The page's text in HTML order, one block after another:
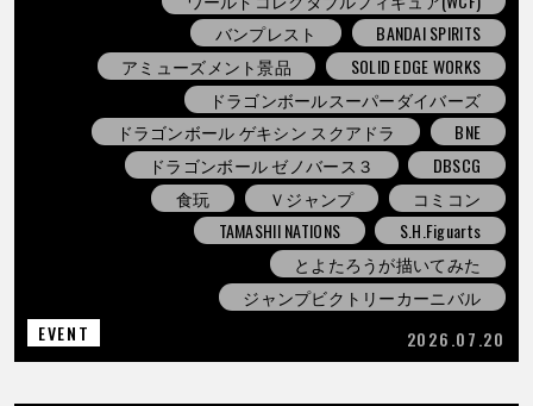
FR DE ES
バンプレスト
BANDAI SPIRITS
アミューズメント景品
SOLID EDGE WORKS
ドラゴンボールスーパーダイバーズ
ドラゴンボール ゲキシン スクアドラ
BNE
ドラゴンボール ゼノバース３
DBSCG
食玩
Ｖジャンプ
コミコン
TAMASHII NATIONS
S.H.Figuarts
とよたろうが描いてみた
ジャンプビクトリーカーニバル
EVENT
2026.07.20